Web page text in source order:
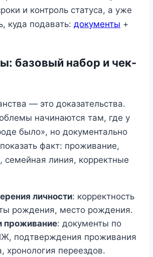
и контроль статуса, а уже
куда подавать: документы +
базовый набор и чек-
— это доказательства.
начинаются там, где у
было», но документально
факт: проживание,
семейная линия, корректные
личности: корректность
рождения, место рождения.
проживание: документы по
подтверждения проживания
хронология переездов.